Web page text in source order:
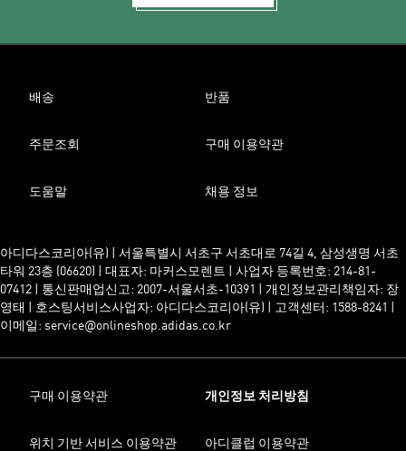
배송 반품
주문조회 구매 이용약관
도움말 채용 정보
아디다스코리아(유) | 서울특별시 서초구 서초대로 74길 4, 삼성생명 서초
타워 23층 (06620) | 대표자: 마커스모렌트 | 사업자 등록번호: 214-81-
07412 | 통신판매업신고: 2007-서울서초-10391 | 개인정보관리책임자: 장
영태 | 호스팅서비스사업자: 아디다스코리아(유) | 고객센터: 1588-8241 |
이메일: service@onlineshop.adidas.co.kr
구매 이용약관 개인정보 처리방침
위치 기반 서비스 이용약관 아디클럽 이용약관